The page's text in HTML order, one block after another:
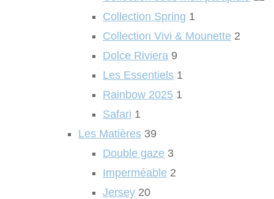
Collection Spring 1
Collection Vivi & Mounette 2
Dolce Riviera 9
Les Essentiels 1
Rainbow 2025 1
Safari 1
Les Matières 39
Double gaze 3
Imperméable 2
Jersey 20